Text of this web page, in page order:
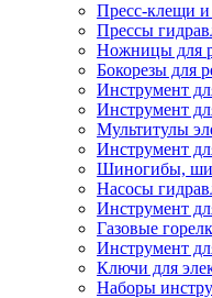
Пресс-клещи
Прессы
Ножницы для
Бокорезы для
Инструмент
Инструмент
Мультитулы
Инструмент
Шиногибы,
Насосы
Инструмент
Газовые
Инструмент
Ключи для
Наборы